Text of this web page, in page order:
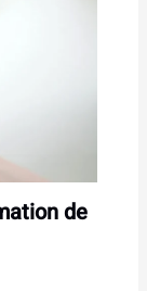
de